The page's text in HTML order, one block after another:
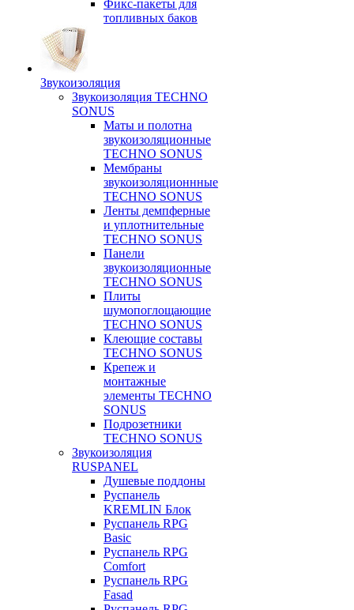
Фикс-пакеты для
топливных баков
Звукоизоляция
Звукоизоляция TECHNO
SONUS
Маты и полотна
звукоизоляционные
TECHNO SONUS
Мембраны
звукоизоляционнные
TECHNO SONUS
Ленты демпферные
и уплотнительные
TECHNO SONUS
Панели
звукоизоляционные
TECHNO SONUS
Плиты
шумопоглощающие
TECHNO SONUS
Клеющие составы
TECHNO SONUS
Крепеж и
монтажные
элементы TECHNO
SONUS
Подрозетники
TECHNO SONUS
Звукоизоляция
RUSPANEL
Душевые поддоны
Руспанель
KREMLIN Блок
Руспанель RPG
Basic
Руспанель RPG
Comfort
Руспанель RPG
Fasad